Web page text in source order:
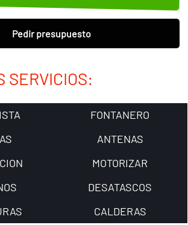
Pedir presupuesto
SERVICIOS:
FONTANERO
ANTENAS
MOTORIZAR
DESATASCOS
CALDERAS